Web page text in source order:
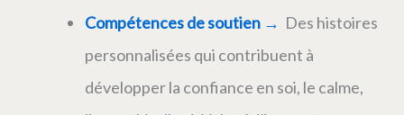
Compétences de soutien → Des histoires
personnalisées qui contribuent à
développer la confiance en soi, le calme,